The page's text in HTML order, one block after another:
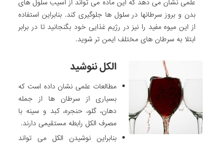
علمی نشان می دهد که این ماده می تواند از آسیب سلول های
بدن و بروز سرطانها در سلول ها جلوگیری کند. بنابراین استفاده
از این میوه مفید را نیز در رژیم غذایی خود بگنجانید تا در برابر
ابتلا به سرطان های مختلف ایمن تر شوید.
الکل ننوشید
مطالعات علمی نشان داده است که
بسیاری از سرطان ها از جمله
دهان، گلو، حنجره، کبد و سینه با
مصرف الکل رابطه مستقیمی دارند.
بنابراین نوشیدن الکل می تواند